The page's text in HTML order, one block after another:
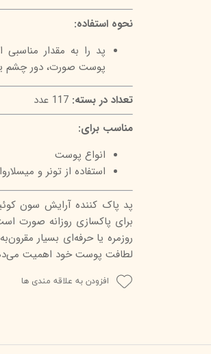
نحوه استفاده:
پد را به مقدار
پوست صورت، دور چشم
تعداد در بسته: 117 عدد
مناسب برای:
انواع پوست
استفاده از تونر و
برای پاکسازی روزانه صورت
روزمره یا حرفه‌ای بسیار
لطافت پوست خود اهمیت
افزودن به علاقه مندی ها